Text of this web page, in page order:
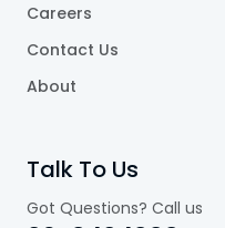
Careers
Contact Us
About
Talk To Us
Got Questions? Call us